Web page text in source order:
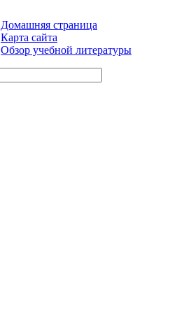
Домашняя страница
Карта сайта
Обзор учебной литературы